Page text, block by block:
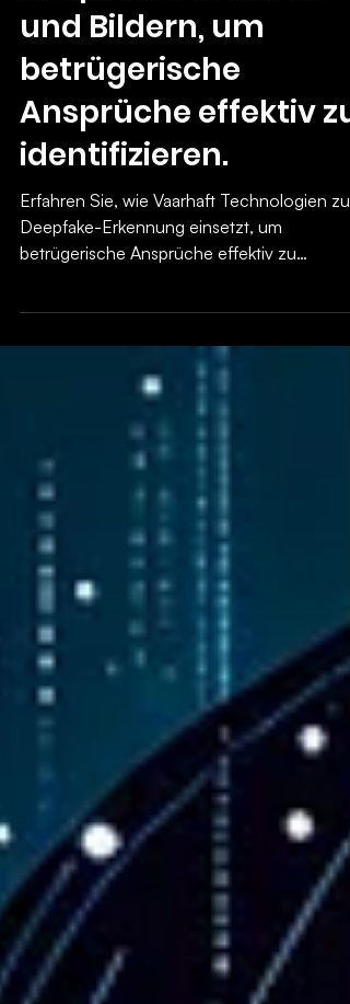
Technologien zur
Erkennung von
Deepfakes in Videos
und Bildern, um
betrügerische
Ansprüche effektiv zu
identifizieren.
Deepfake-Erkennung einsetzt, um
betrügerische Ansprüche effektiv zu